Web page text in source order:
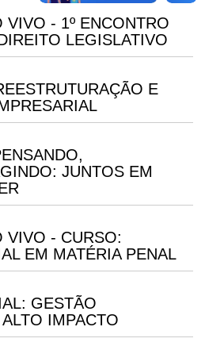
VIVO - 1º ENCONTRO
LEGISLATIVO
E
JUNTOS EM
VIVO - CURSO:
EM MATÉRIA PENAL
GESTÃO
IMPACTO